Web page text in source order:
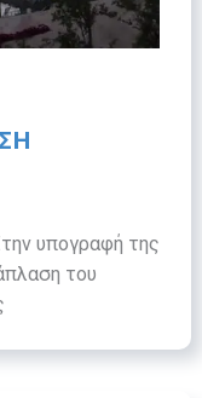
υπογραφή της
του